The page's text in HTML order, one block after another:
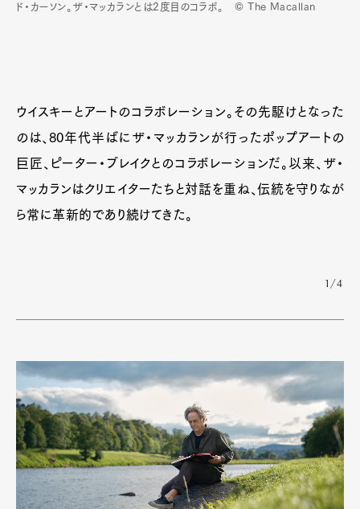
Art&DesignWatchFashion
Cars
ProductCultureLifestyle
ド・カーソン。ザ・マッカランとは2度目のコラボ。 © The Macallan
ウイスキーとアートのコラボレーション。その先駆けとなった
のは、80年代半ばにザ・マッカランが行ったポップアートの
巨匠、ピーター・ブレイクとのコラボレーションだ。以来、ザ・
マッカランはクリエイターたちと対話を重ね、伝統を守りなが
ら常に革新的であり続けてきた。
1/4